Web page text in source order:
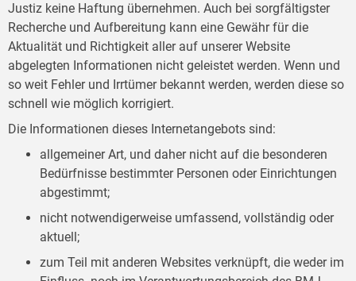
Justiz keine Haftung übernehmen. Auch bei sorgfältigster
Recherche und Aufbereitung kann eine Gewähr für die
Aktualität und Richtigkeit aller auf unserer Website
abgelegten Informationen nicht geleistet werden. Wenn und
so weit Fehler und Irrtümer bekannt werden, werden diese so
schnell wie möglich korrigiert.
Die Informationen dieses Internetangebots sind:
allgemeiner Art, und daher nicht auf die besonderen
Bedürfnisse bestimmter Personen oder Einrichtungen
abgestimmt;
nicht notwendigerweise umfassend, vollständig oder
aktuell;
zum Teil mit anderen Websites verknüpft, die weder im